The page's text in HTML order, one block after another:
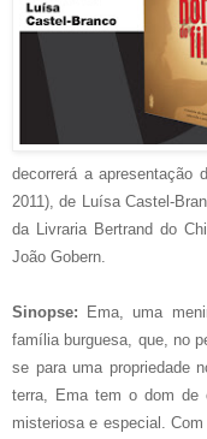
decorrerá a apresentação
2011), de Luísa Castel-
da Livraria Bertrand do
João Gobern.
Sinopse: Ema, uma
família burguesa, que, no
se para uma propriedade
terra, Ema tem o dom de
misteriosa e especial.